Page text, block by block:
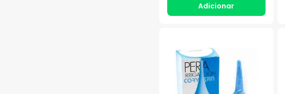
Adicionar